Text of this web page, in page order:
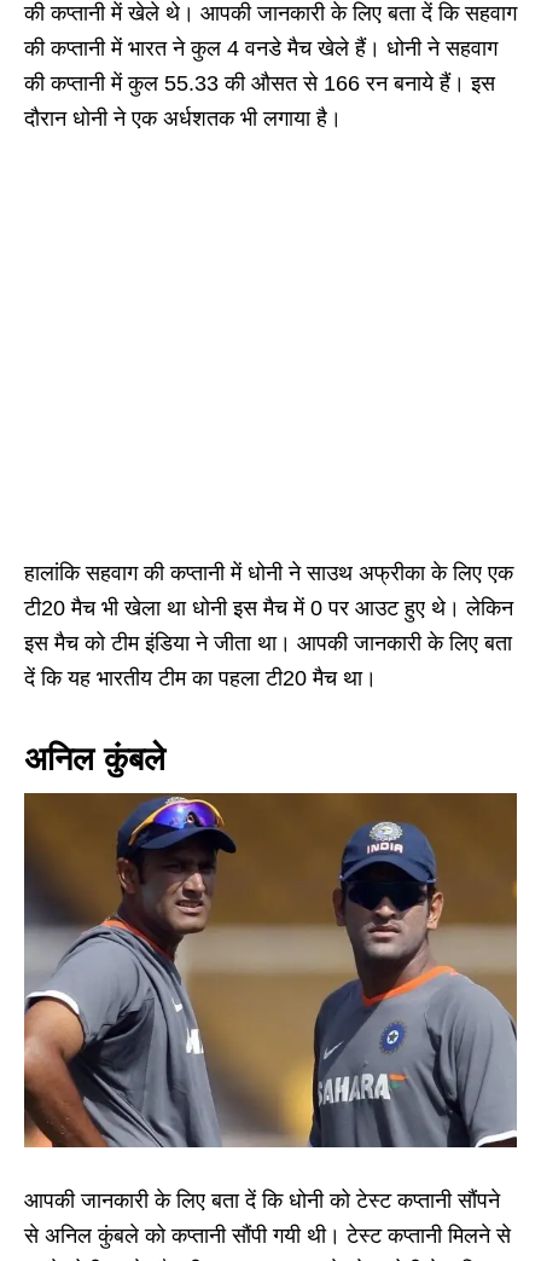
की कप्तानी में खेले थे। आपकी जानकारी के लिए बता दें कि सहवाग
की कप्तानी में भारत ने कुल 4 वनडे मैच खेले हैं। धोनी ने सहवाग
की कप्तानी में कुल 55.33 की औसत से 166 रन बनाये हैं। इस
दौरान धोनी ने एक अर्धशतक भी लगाया है।
हालांकि सहवाग की कप्तानी में धोनी ने साउथ अफ्रीका के लिए एक
टी20 मैच भी खेला था धोनी इस मैच में 0 पर आउट हुए थे। लेकिन
इस मैच को टीम इंडिया ने जीता था। आपकी जानकारी के लिए बता
दें कि यह भारतीय टीम का पहला टी20 मैच था।
अनिल कुंबले
आपकी जानकारी के लिए बता दें कि धोनी को टेस्ट कप्तानी सौंपने
से अनिल कुंबले को कप्तानी सौंपी गयी थी। टेस्ट कप्तानी मिलने से